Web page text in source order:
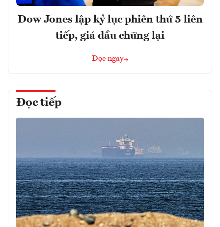
Dow Jones lập kỷ lục phiên thứ 5 liên
tiếp, giá dầu chững lại
Đọc ngay
Đọc tiếp